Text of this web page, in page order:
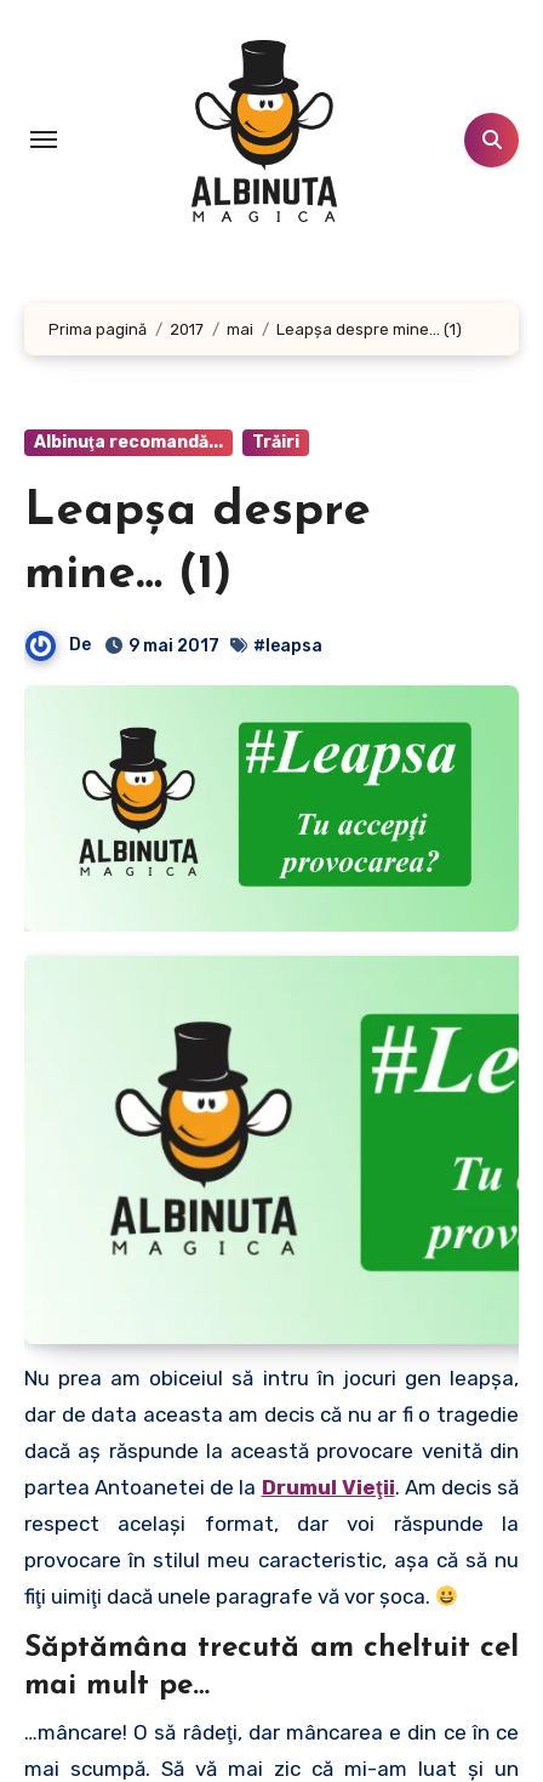
Prima pagină 2017 mai Leapşa despre mine… (1)
Albinuţa recomandă... Trăiri
Leapşa despre
mine… (1)
De 9 mai 2017 #leapsa
Nu prea am obiceiul să intru în jocuri gen leapşa,
dar de data aceasta am decis că nu ar fi o tragedie
dacă aş răspunde la această provocare venită din
partea Antoanetei de la Drumul Vieţii. Am decis să
respect acelaşi format, dar voi răspunde la
provocare în stilul meu caracteristic, aşa că să nu
fiţi uimiţi dacă unele paragrafe vă vor şoca.
Săptămâna trecută am cheltuit cel
mai mult pe…
…mâncare! O să râdeţi, dar mâncarea e din ce în ce
mai scumpă. Să vă mai zic că mi-am luat şi un